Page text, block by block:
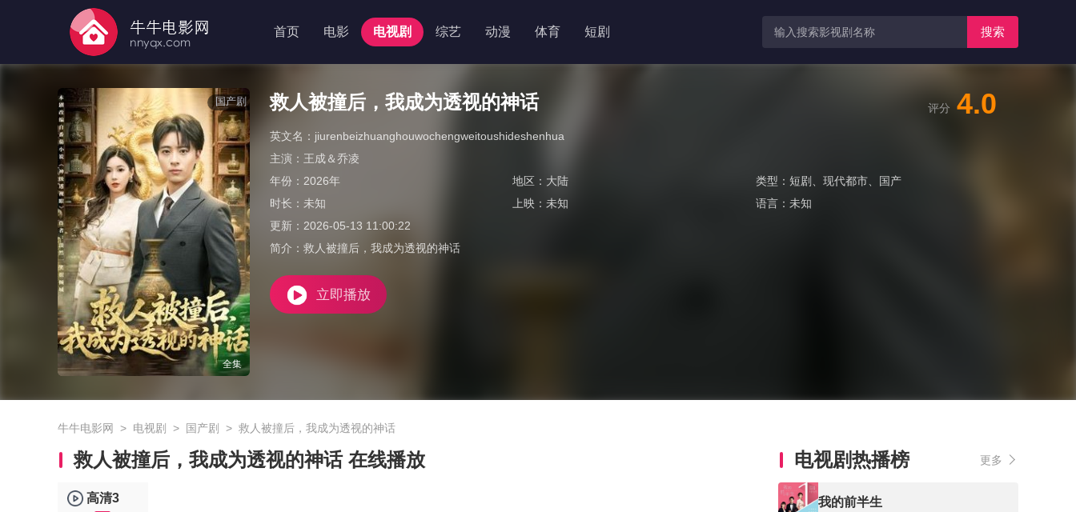
首页 电影 电视剧 综艺 动漫 体育 短剧 搜索
国产剧
全集
救人被撞后，我成为透视的神话
英文名： jiurenbeizhuanghouwochengweitoushideshenhua
主演： 王成＆乔凌
年份： 2026年 地区： 大陆 类型： 短剧 现代都市、
国产
时长： 未知 上映：未知 语言： 未知
更新： 2026-05-13 11:00:22
简介： 救人被撞后，我成为透视的神话
评分 4.0
立即播放
牛牛电影网 > 电视剧 > 国产剧 > 救人被撞后，我成为透视的神话
救人被撞后，我成为透视的神话 在线播放
高清3
电视剧热播榜 更多
我的前半生